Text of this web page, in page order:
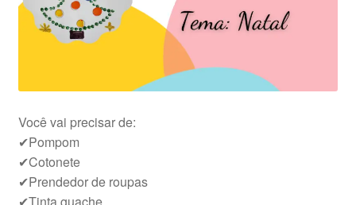
Você vai precisar de:
✔Pompom
✔Cotonete
✔Prendedor de roupas
✔Tinta guache